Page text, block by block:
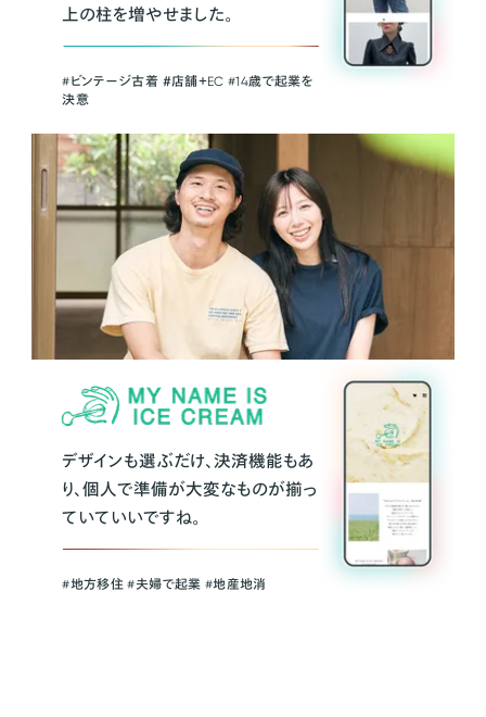
上の柱を増やせました。
#ビンテージ古着 ＃店舗＋EC #14歳で起業を
決意
デザインも選ぶだけ、決済機能もあ
り、個人で準備が大変なものが揃っ
ていていいですね。
#地方移住 #夫婦で起業 #地産地消